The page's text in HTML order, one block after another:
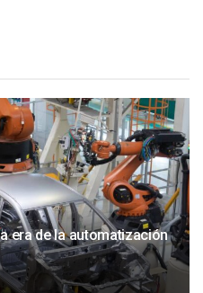
era de la automatización